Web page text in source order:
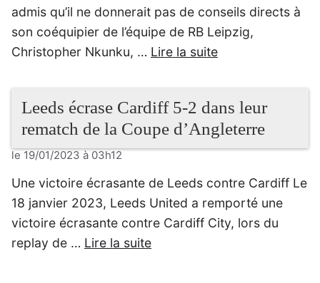
admis qu’il ne donnerait pas de conseils directs à
son coéquipier de l’équipe de RB Leipzig,
Christopher Nkunku, … Lire la suite
Leeds écrase Cardiff 5-2 dans leur
rematch de la Coupe d’Angleterre
le 19/01/2023 à 03h12
Une victoire écrasante de Leeds contre Cardiff Le
18 janvier 2023, Leeds United a remporté une
victoire écrasante contre Cardiff City, lors du
replay de … Lire la suite